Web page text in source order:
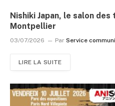
Nishiki Japan, le salon
Montpellier
03/07/2026 Par Service
LIRE LA SUITE